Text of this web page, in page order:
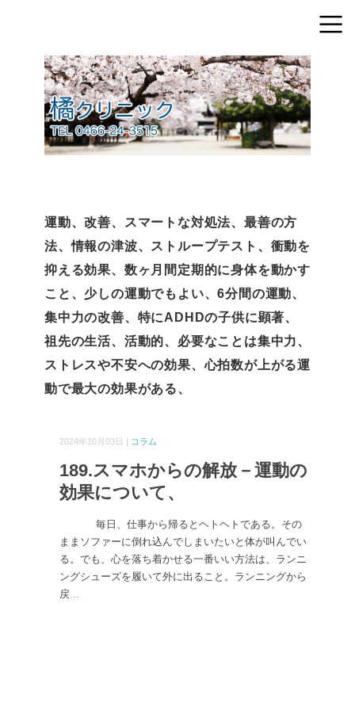
運動、改善、スマートな対処法、最善の方
法、情報の津波、ストループテスト、衝動を
抑える効果、数ヶ月間定期的に身体を動かす
こと、少しの運動でもよい、6分間の運動、
集中力の改善、特にADHDの子供に顕著、
祖先の生活、活動的、必要なことは集中力、
ストレスや不安への効果、心拍数が上がる運
動で最大の効果がある、
2024年10月03日 | コラム
189.スマホからの解放－運動の
効果について、
毎日、仕事から帰るとヘトヘトである。その
ままソファーに倒れ込んでしまいたいと体が叫んでい
る。でも、心を落ち着かせる一番いい方法は、ランニ
ングシューズを履いて外に出ること。ランニングから
戻...